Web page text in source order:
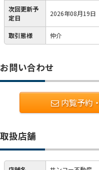
次回更新予
定日
2026年08月19日
取引態様 仲介
お問い合わせ
内覧予約
取扱店舗